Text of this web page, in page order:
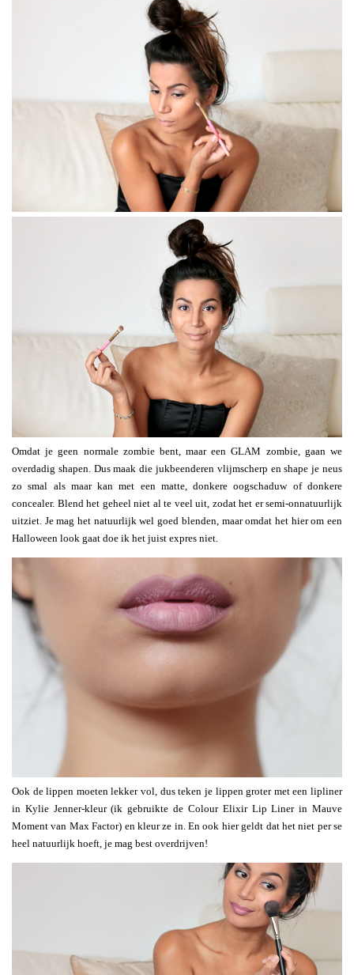
Omdat je geen normale zombie bent, maar een GLAM zombie, gaan we
overdadig shapen. Dus maak die jukbeenderen vlijmscherp en shape je neus
zo smal als maar kan met een matte, donkere oogschaduw of donkere
concealer. Blend het geheel niet al te veel uit, zodat het er semi-onnatuurlijk
uitziet. Je mag het natuurlijk wel goed blenden, maar omdat het hier om een
Halloween look gaat doe ik het juist expres niet.
Ook de lippen moeten lekker vol, dus teken je lippen groter met een lipliner
in Kylie Jenner-kleur (ik gebruikte de Colour Elixir Lip Liner in Mauve
Moment van Max Factor) en kleur ze in. En ook hier geldt dat het niet per se
heel natuurlijk hoeft, je mag best overdrijven!